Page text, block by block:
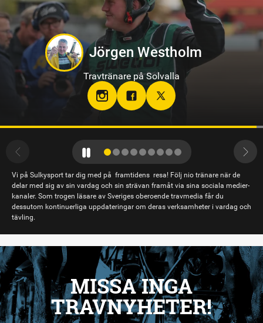
Oskar Kylin Blom
Travtränare på Gävletravet
Vi på Sulkysport tar dig med på framtidens resa! Följ nio tränare när de
delar med sig av sin vardag och sin strävan framåt via sina sociala medier-
kanaler. Som trogen läsare av Sveriges oberoende travmedia får du
dessutom kontinuerliga uppdateringar om deras verksamheter i vardag och
tävling.
MISSA INGA
TRAVNYHETER!